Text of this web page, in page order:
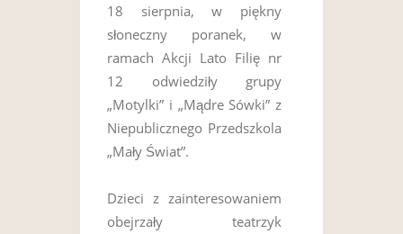
18 sierpnia, w piękny
słoneczny poranek, w
ramach Akcji Lato Filię nr
12 odwiedziły grupy
„Motylki” i „Mądre Sówki” z
Niepublicznego Przedszkola
„Mały Świat”.
Dzieci z zainteresowaniem
obejrzały teatrzyk